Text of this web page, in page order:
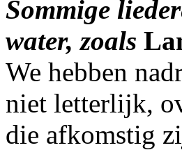
Sommige
water, zoals
We hebben
niet letterlijk,
die afkomstig